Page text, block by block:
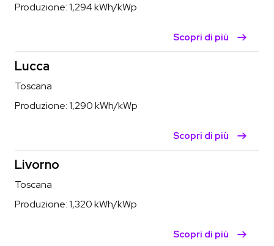
Produzione:1,294kWh/kWp
Scopri di più
Lucca
Toscana
Produzione:1,290kWh/kWp
Scopri di più
Livorno
Toscana
Produzione:1,320kWh/kWp
Scopri di più